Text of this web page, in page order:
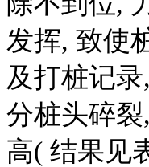
发挥, 致使
及打桩记
分桩头碎
高( 结果见